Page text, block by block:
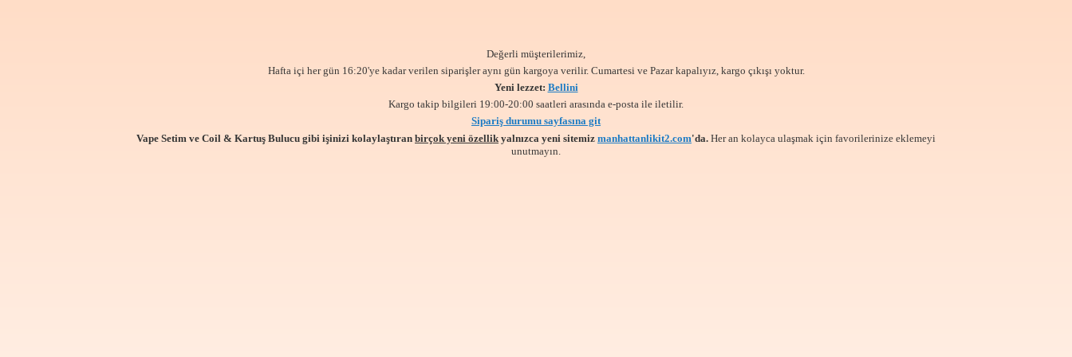
Değerli müşterilerimiz,
Hafta içi her gün 16:20'ye kadar verilen siparişler aynı gün kargoya verilir. Cumartesi ve Pazar kapalıyız, kargo çıkışı yoktur.
Yeni lezzet: Bellini
Kargo takip bilgileri 19:00-20:00 saatleri arasında e-posta ile iletilir.
Sipariş durumu sayfasına git
Vape Setim ve Coil & Kartuş Bulucu gibi işinizi kolaylaştıran birçok yeni özellik yalnızca yeni sitemiz manhattanlikit2.com'da. Her an kolayca ulaşmak için favorilerinize eklemeyi
unutmayın.